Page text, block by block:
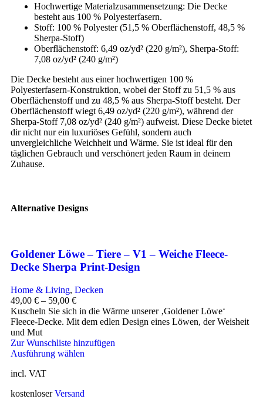
Hochwertige Materialzusammensetzung: Die Decke
besteht aus 100 % Polyesterfasern.
Stoff: 100 % Polyester (51,5 % Oberflächenstoff, 48,5 %
Sherpa-Stoff)
Oberflächenstoff: 6,49 oz/yd² (220 g/m²), Sherpa-Stoff:
7,08 oz/yd² (240 g/m²)
Die Decke besteht aus einer hochwertigen 100 %
Polyesterfasern-Konstruktion, wobei der Stoff zu 51,5 % aus
Oberflächenstoff und zu 48,5 % aus Sherpa-Stoff besteht. Der
Oberflächenstoff wiegt 6,49 oz/yd² (220 g/m²), während der
Sherpa-Stoff 7,08 oz/yd² (240 g/m²) aufweist. Diese Decke bietet
dir nicht nur ein luxuriöses Gefühl, sondern auch
unvergleichliche Weichheit und Wärme. Sie ist ideal für den
täglichen Gebrauch und verschönert jeden Raum in deinem
Zuhause.
Alternative Designs
Goldener Löwe – Tiere – V1 – Weiche Fleece-
Decke Sherpa Print-Design
Home & Living, Decken
49,00 € – 59,00 €
Kuscheln Sie sich in die Wärme unserer ‚Goldener Löwe‘
Fleece-Decke. Mit dem edlen Design eines Löwen, der Weisheit
und Mut
Zur Wunschliste hinzufügen
Ausführung wählen
incl. VAT
kostenloserVersand